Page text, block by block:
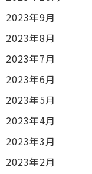
2023年9月
2023年8月
2023年7月
2023年6月
2023年5月
2023年4月
2023年3月
2023年2月